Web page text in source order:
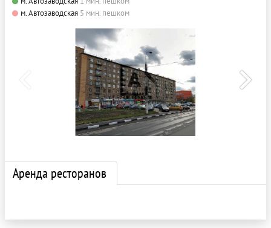
м. Автозаводская 5 мин. пешком
Аренда ресторанов